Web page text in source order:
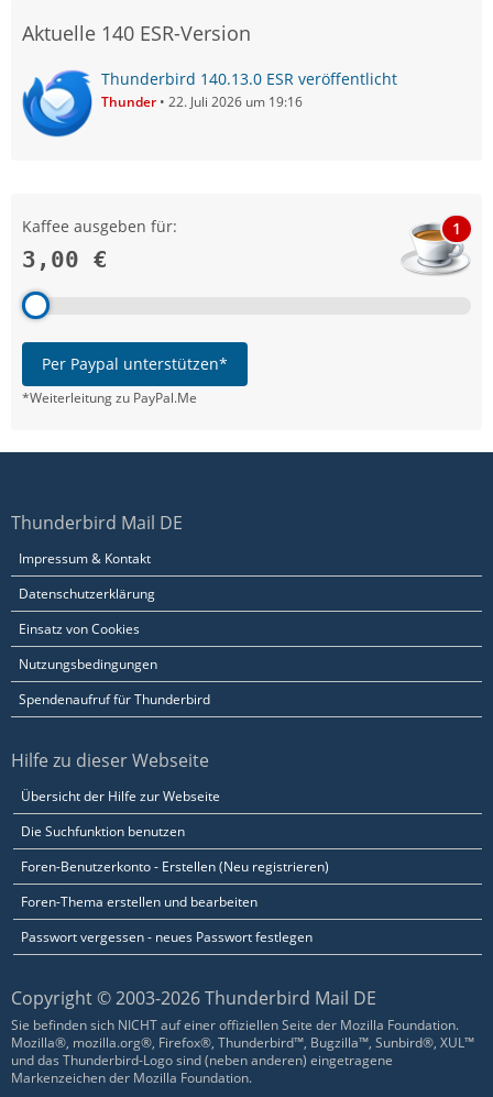
Aktuelle 140 ESR-Version
Thunderbird 140.13.0 ESR veröffentlicht
Thunder 22. Juli 2026 um 19:16
Kaffee ausgeben für:
3,00 €
1
Per Paypal unterstützen*
*Weiterleitung zu PayPal.Me
Thunderbird Mail DE
Impressum & Kontakt
Datenschutzerklärung
Einsatz von Cookies
Nutzungsbedingungen
Spendenaufruf für Thunderbird
Hilfe zu dieser Webseite
Übersicht der Hilfe zur Webseite
Die Suchfunktion benutzen
Foren-Benutzerkonto - Erstellen (Neu registrieren)
Foren-Thema erstellen und bearbeiten
Passwort vergessen - neues Passwort festlegen
Copyright © 2003-2026 Thunderbird Mail DE
Sie befinden sich NICHT auf einer offiziellen Seite der Mozilla Foundation.
Mozilla®, mozilla.org®, Firefox®, Thunderbird™, Bugzilla™, Sunbird®, XUL™
und das Thunderbird-Logo sind (neben anderen) eingetragene
Markenzeichen der Mozilla Foundation.